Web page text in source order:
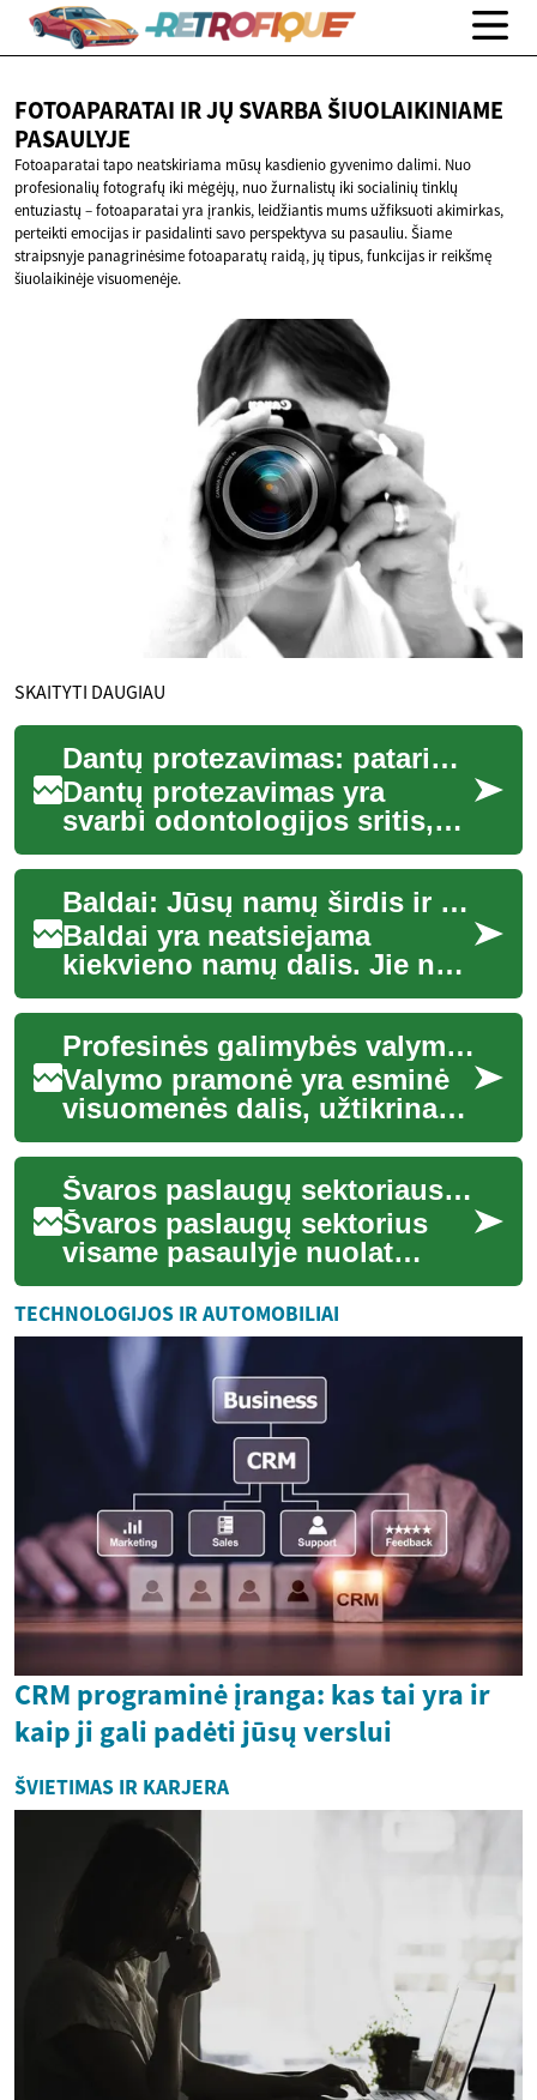
FOTOAPARATAI IR JŲ SVARBAŠIUOLAIKINIAME
PASAULYJE
Fotoaparatai tapo neatskiriama mūsų kasdienio gyvenimo dalimi. Nuo
profesionalių fotografų iki mėgėjų, nuo žurnalistų iki socialinių tinklų
entuziastų – fotoaparatai yra įrankis, leidžiantis mums užfiksuoti akimirkas,
perteikti emocijas ir pasidalinti savo perspektyva su pasauliu. Šiame
straipsnyje panagrinėsime fotoaparatų raidą, jų tipus, funkcijas ir reikšmę
šiuolaikinėje visuomenėje.
SKAITYTI DAUGIAU
Dantų protezavimas: patarimai ir pasirinkimai
Dantų protezavimas yra
svarbi odontologijos sritis,
padedanti atkurti prarastus
dantis ir pagerinti burnos
funkciją b...
Baldai: Jūsų namų širdis ir siela
Baldai yra neatsiejama
kiekvieno namų dalis. Jie ne
tik suteikia mūsų būstams
funkcionalumo, bet ir kuria
jaukumo bei...
Profesinės galimybės valymo pramonėje
Valymo pramonė yra esminė
visuomenės dalis, užtikrinanti
švarą ir higieną įvairiose
aplinkose – nuo namų ūkių
iki did...
Švaros paslaugų sektoriaus augimas ir galimybės
Švaros paslaugų sektorius
visame pasaulyje nuolat
plečiasi, prisitaikydamas prie
besikeičiančių visuomenės ir
verslo ...
TECHNOLOGIJOS IR AUTOMOBILIAI
CRM programinė įranga: kas tai yra ir
kaip ji gali padėti jūsų verslui
ŠVIETIMAS IR KARJERA